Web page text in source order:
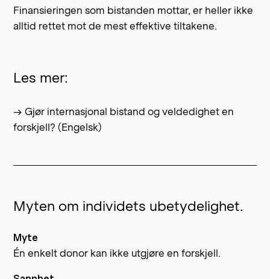
Finansieringen som bistanden mottar, er heller ikke
alltid rettet mot de mest effektive tiltakene.
Les mer:
→ Gjør internasjonal bistand og veldedighet en
forskjell? (Engelsk)
Myten om individets ubetydelighet.
Myte
Én enkelt donor kan ikke utgjøre en forskjell.